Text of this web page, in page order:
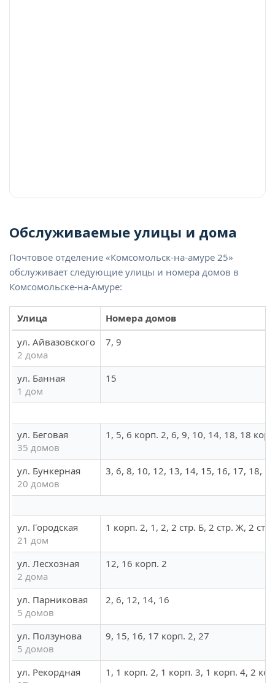
Обслуживаемые улицы и дома
Почтовое отделение «Комсомольск-на-амуре 25»
обслуживает следующие улицы и номера домов в
Комсомольске-на-Амуре:
Улица
Номера домов
ул. Айвазовского
2 дома
7, 9
ул. Банная
1 дом
15
ул. Беговая
35 домов
1, 5, 6 корп. 2, 6, 9, 10, 14, 18, 18
ул. Бункерная
20 домов
3, 6, 8, 10, 12, 13, 14, 15, 16, 17, 18,
ул. Городская
21 дом
1 корп. 2, 1, 2, 2 стр. Б, 2 стр. Ж, 2
ул. Лесхозная
2 дома
12, 16 корп. 2
ул. Парниковая
5 домов
2, 6, 12, 14, 16
ул. Ползунова
5 домов
9, 15, 16, 17 корп. 2, 27
ул. Рекордная
1, 1 корп. 2, 1 корп. 3, 1 корп. 4, 2